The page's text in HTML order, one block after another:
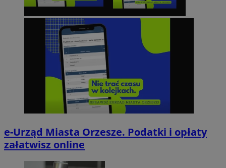
e-Urząd Miasta Orzesze. Podatki i opłaty
załatwisz online